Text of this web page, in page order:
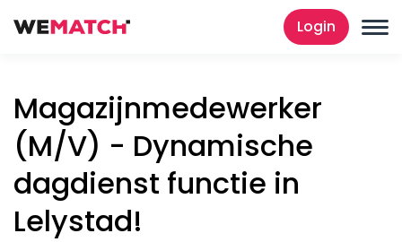
Login
Magazijnmedewerker
(M/V) - Dynamische
dagdienst functie in
Lelystad!